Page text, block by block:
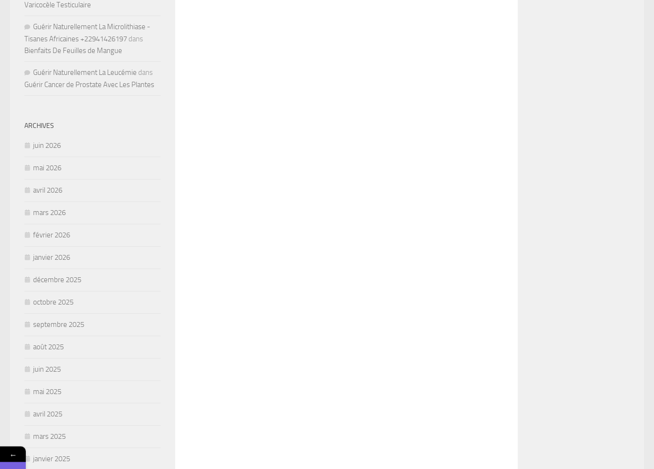
Varicocèle Testiculaire
Guérir Naturellement La Microlithiase -
Tisanes Africaines +22941426197 dans
Bienfaits De Feuilles de Mangue
Guérir Naturellement La Leucémie dans
Guérir Cancer de Prostate Avec Les Plantes
ARCHIVES
juin 2026
mai 2026
avril 2026
mars 2026
février 2026
janvier 2026
décembre 2025
octobre 2025
septembre 2025
août 2025
juin 2025
mai 2025
avril 2025
mars 2025
janvier 2025
←